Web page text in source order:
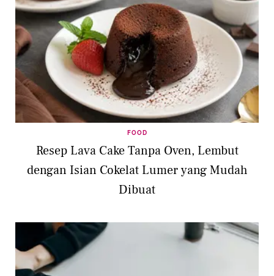
FOOD
Resep Lava Cake Tanpa Oven, Lembut
dengan Isian Cokelat Lumer yang Mudah
Dibuat